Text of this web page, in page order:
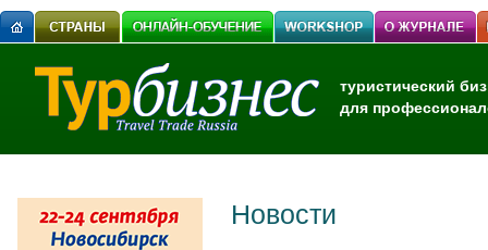
туристический
для
Новости